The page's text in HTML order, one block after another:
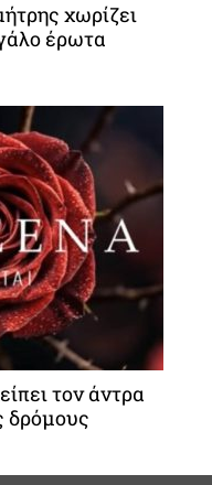
χωρίζει
έρωτα
τον άντρα
δρόμους